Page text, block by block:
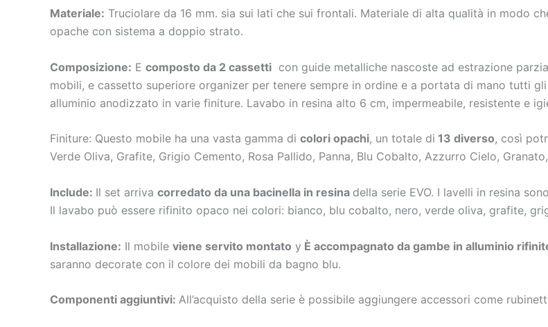
Materiale: Truciolare da 16 mm. sia sui lati che sui frontali. Materiale di alta qualità in modo
opache con sistema a doppio strato.
Composizione: E composto da 2 cassetti con guide metalliche nascoste ad estrazione
mobili, e cassetto superiore organizer per tenere sempre in ordine e a portata di mano tutti
alluminio anodizzato in varie finiture. Lavabo in resina alto 6 cm, impermeabile, resistente e
Finiture: Questo mobile ha una vasta gamma di colori opachi, un totale di 13 diverso, così
Verde Oliva, Grafite, Grigio Cemento, Rosa Pallido, Panna, Blu Cobalto, Azzurro Cielo,
Include: Il set arriva corredato da una bacinella in resina della serie EVO. I lavelli in resina
Il lavabo può essere rifinito opaco nei colori: bianco, blu cobalto, nero, verde oliva, grafite,
Installazione: Il mobile viene servito montato y È accompagnato da gambe in alluminio
saranno decorate con il colore dei mobili da bagno blu.
Componenti aggiuntivi: All’acquisto della serie è possibile aggiungere accessori come